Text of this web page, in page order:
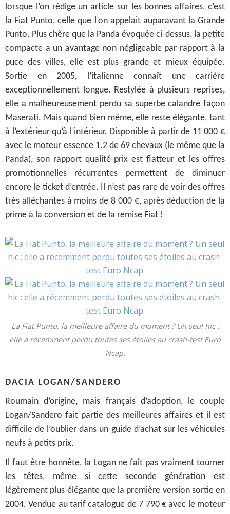
lorsque l’on rédige un article sur les bonnes affaires, c’est
la Fiat Punto, celle que l’on appelait auparavant la Grande
Punto. Plus chère que la Panda évoquée ci-dessus, la petite
compacte a un avantage non négligeable par rapport à la
puce des villes, elle est plus grande et mieux équipée.
Sortie en 2005, l’italienne connaît une carrière
exceptionnellement longue. Restylée à plusieurs reprises,
elle a malheureusement perdu sa superbe calandre façon
Maserati. Mais quand bien même, elle reste élégante, tant
à l’extérieur qu’à l’intérieur. Disponible à partir de 11 000 €
avec le moteur essence 1.2 de 69 chevaux (le même que la
Panda), son rapport qualité-prix est flatteur et les offres
promotionnelles récurrentes permettent de diminuer
encore le ticket d’entrée. Il n’est pas rare de voir des offres
très alléchantes à moins de 8 000 €, après déduction de la
prime à la conversion et de la remise Fiat !
La Fiat Punto, la meilleure affaire du moment ? Un seul hic :
elle a récemment perdu toutes ses étoiles au crash-test Euro
Ncap.
DACIA LOGAN/SANDERO
Roumain d’origine, mais français d’adoption, le couple
Logan/Sandero fait partie des meilleures affaires et il est
difficile de l’oublier dans un guide d’achat sur les véhicules
neufs à petits prix.
Il faut être honnête, la Logan ne fait pas vraiment tourner
les têtes, même si cette seconde génération est
légèrement plus élégante que la première version sortie en
2004. Vendue au tarif catalogue de 7 790 € avec le moteur